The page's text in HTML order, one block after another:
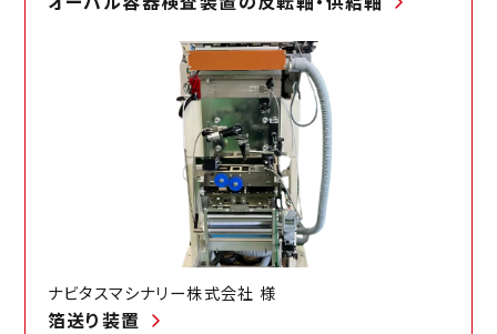
ナビタスマシナリー株式会社 様
箔送り装置